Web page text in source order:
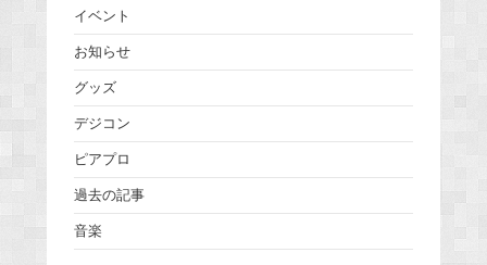
イベント
お知らせ
グッズ
デジコン
ピアプロ
過去の記事
音楽